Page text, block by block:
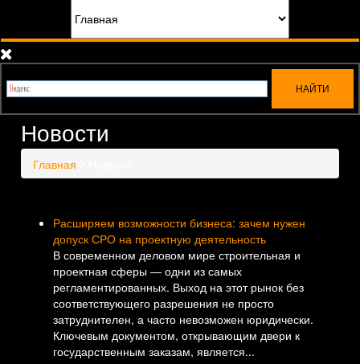
Новости
Главная
Расширяем возможности бизнеса: зачем нужен
допуск СРО на проектную деятельность
В современном деловом мире строительная и
проектная сферы — одни из самых
регламентированных. Выход на этот рынок без
соответствующего разрешения не просто
затруднителен, а часто невозможен юридически.
Ключевым документом, открывающим двери к
государственным заказам, является...